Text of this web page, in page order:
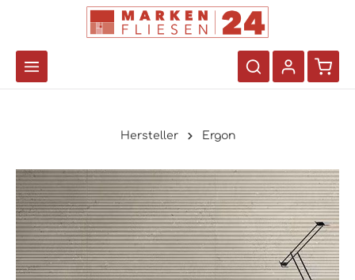
Hersteller Ergon